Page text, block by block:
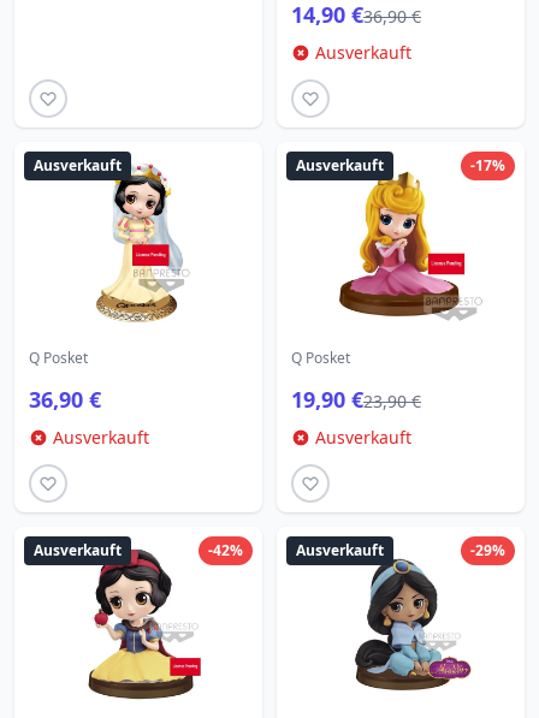
14,90 €36,90 €
Ausverkauft
Ausverkauft
Q Posket
36,90 €
Ausverkauft
-17%
Ausverkauft
Q Posket
19,90 €23,90 €
Ausverkauft
-42%
Ausverkauft -29%
Ausverkauft